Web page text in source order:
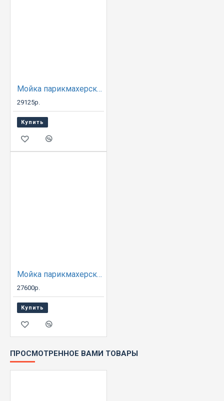
Мойка парикмахерская ДАСТИ с креслом ГЛОРИЯ
29125р.
Купить
Мойка парикмахерская ЕЛЕНА с креслом ГЛОРИЯ
27600р.
Купить
ПРОСМОТРЕННОЕ ВАМИ ТОВАРЫ